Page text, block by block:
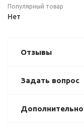
Популярный товар
Нет
Отзывы
Задать вопрос
Дополнительно